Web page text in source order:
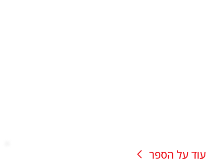
עוד על הספר